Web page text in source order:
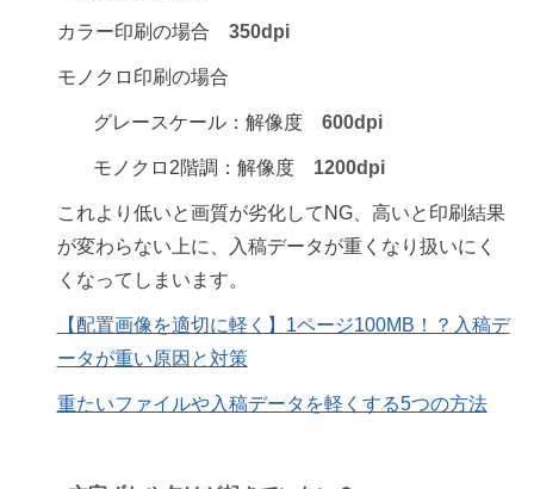
カラー印刷の場合 350dpi
モノクロ印刷の場合
グレースケール：解像度 600dpi
モノクロ2階調：解像度 1200dpi
これより低いと画質が劣化してNG、高いと印刷結果
が変わらない上に、入稿データが重くなり扱いにく
くなってしまいます。
【配置画像を適切に軽く】1ページ100MB！？入稿デ
ータが重い原因と対策
重たいファイルや入稿データを軽くする5つの方法